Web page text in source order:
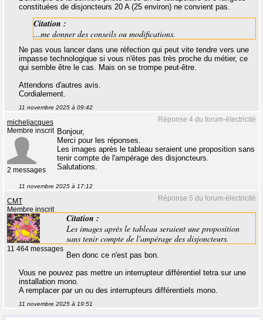
constituées de disjoncteurs 20 A (25 environ) ne convient pas.
Citation :
...me donner des conseils ou modifications.
Ne pas vous lancer dans une réfection qui peut vite tendre vers une
impasse technologique si vous n'êtes pas très proche du métier, ce
qui semble être le cas. Mais on se trompe peut-être.
Attendons d'autres avis.
Cordialement.
11 novembre 2025 à 09:42
Réponse 4 du forum-électricité
micheljacques
Membre inscrit
2 messages
Bonjour,
Merci pour les réponses.
Les images après le tableau seraient une proposition sans
tenir compte de l'ampérage des disjoncteurs.
Salutations.
11 novembre 2025 à 17:12
Réponse 5 du forum-électricité
CMT
Membre inscrit
11 464 messages
Citation :
Les images après le tableau seraient une proposition
sans tenir compte de l'ampérage des disjoncteurs.
Ben donc ce n'est pas bon.
Vous ne pouvez pas mettre un interrupteur différentiel tetra sur une
installation mono.
A remplacer par un ou des interrupteurs différentiels mono.
11 novembre 2025 à 19:51